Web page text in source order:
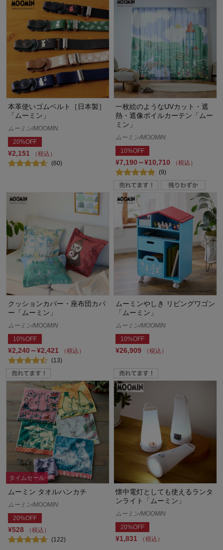
本革使いゴムベルト［日本製］
「ムーミン」
ムーミン/MOOMIN
20%OFF
¥2,151
（税込）
(60)
一枚絵のようなUVカット・遮
熱・遮像ボイルカーテン「ムー
ミン」
ムーミン/MOOMIN
10%OFF
¥7,190～¥10,710
（税込）
(9)
クッションカバー・座布団カバ
ー「ムーミン」
ムーミン/MOOMIN
10%OFF
¥2,240～¥2,421
（税込）
(13)
ムーミンやしき リビングワゴン
「ムーミン」
ムーミン/MOOMIN
10%OFF
¥26,909 （税込）
タイムセール
ムーミン タオルハンカチ
ムーミン/MOOMIN
20%OFF
¥528
（税込）
(122)
懐中電灯としても使えるランタ
ンライト「ムーミン」
ムーミン/MOOMIN
20%OFF
¥1,831 （税込）